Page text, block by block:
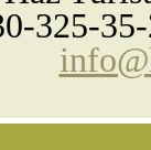
325-